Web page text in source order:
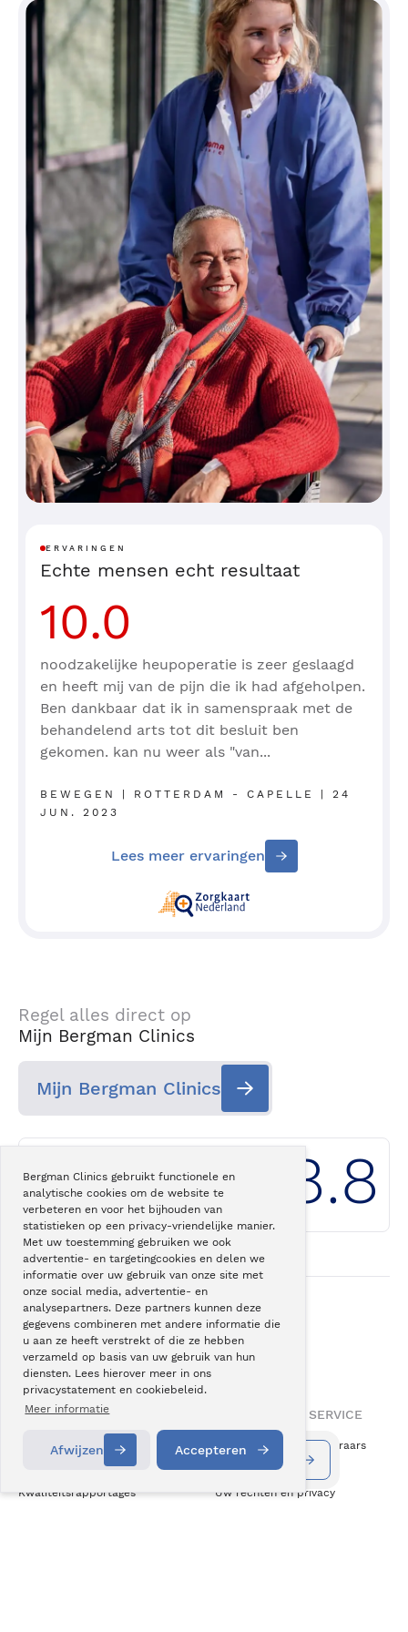
Bergman Clinics gebruikt functionele en
analytische cookies om de website te
verbeteren en voor het bijhouden van
statistieken op een privacy-vriendelijke manier.
Met uw toestemming gebruiken we ook
advertentie- en targetingcookies en delen we
informatie over uw gebruik van onze site met
onze social media, advertentie- en
analysepartners. Deze partners kunnen deze
gegevens combineren met andere informatie die
u aan ze heeft verstrekt of die ze hebben
verzameld op basis van uw gebruik van hun
diensten. Lees hierover meer in ons
privacystatement en cookiebeleid.
Meer informatie
Afwijzen Accepteren
Bij een bacteriële ontsteking van het slijmvlies
wordt een
antibioticum
gegeven. Dit kan in de vorm
van druppels, zalf of een gel. Bij een virale
conjunctivitis hebben antibiotica geen effect. Soms
is het nodig met ontstekingsremmende
medicijnen
te druppelen. Allergische conjunctivitis kan worden
behandeld met speciale druppels die tegen een
allergie in het oog gericht zijn.
Het 'droge ogen' syndroom kan soms worden
behandeld met kunsttranen
. Er zijn vele soorten
druppels, zalven en gels in de handel die de
verschijnselen van droge ogen helpen verzachten.
Meer weten over de behandeling
van ontstoken ogenslijmvlies bij Bergman
Clinics | Ogen? Neem dan contact op via
088 9000 500. Wilt u direct een afspraak
maken? Dat kan met een verwijzing van
uw huisarts.
alle vestigingen uitgevoerd.
Veelgestelde vragen
Hoe kan ik een ontsteking aan het slijmvlies
voorkomen?
De bacteriële en virale vormen van ontstoken
bevelen de handen goed te wassen na contact met
de patiënt en geen handdoeken of zakdoeken over
ERVARINGEN
Echte mensen echt resultaat
10.0
noodzakelijke heupoperatie is zeer geslaagd
en heeft mij van de pijn die ik had afgeholpen.
Ben dankbaar dat ik in samenspraak met de
behandelend arts tot dit besluit ben
gekomen. kan nu weer als "van...
BEWEGEN | ROTTERDAM - CAPELLE | 24
JUN. 2023
Lees meer ervaringen
Regel alles direct op
Mijn Bergman Clinics
Mijn Bergman Clinics
Klantwaardering
8.8
Onzesuperspecialisatie
helpt u weer actiever leven
OVER BERGMAN CLINICS
Over ons
Kwaliteitsrapportages
INFORMATIE & SERVICE
Vergoeding zorgverzekeraars
Klachten
Uw rechten en privacy